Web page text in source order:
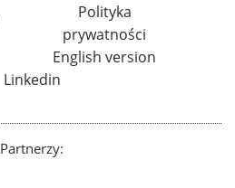
Polityka
prywatności
English version
Linkedin
Partnerzy: